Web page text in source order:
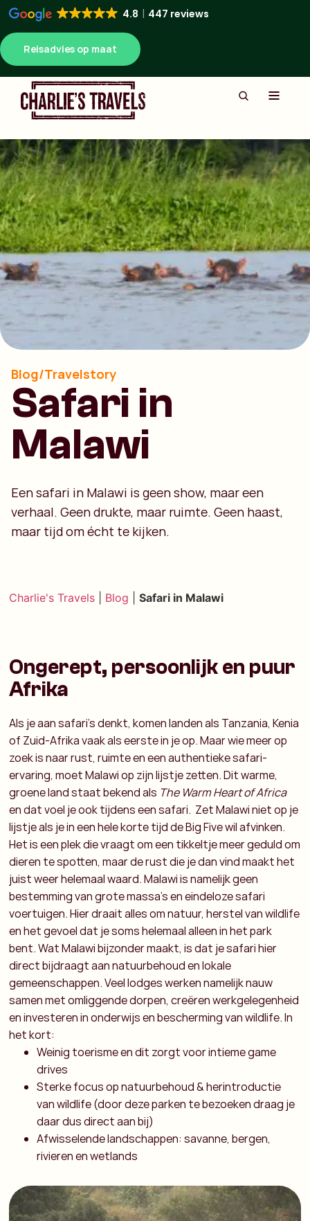
4.8 447 reviews
Reisadvies op maat
Blog/Travelstory
Safari in
Malawi
Een safari in Malawi is geen show, maar een
verhaal. Geen drukte, maar ruimte. Geen haast,
maar tijd om écht te kijken.
Charlie's Travels Blog |Safari in Malawi
Ongerept, persoonlijk en puur
Afrika
Als je aan safari’s denkt, komen landen als Tanzania, Kenia
of Zuid-Afrika vaak als eerste in je op. Maar wie meer op
zoek is naar rust, ruimte en een authentieke safari-
ervaring, moet Malawi op zijn lijstje zetten. Dit warme,
groene land staat bekend als The Warm Heart of Africa
en dat voel je ook tijdens een safari. Zet Malawi niet op je
lijstje als je in een hele korte tijd de Big Five wil afvinken.
Het is een plek die vraagt om een tikkeltje meer geduld om
dieren te spotten, maar de rust die je dan vind maakt het
juist weer helemaal waard. Malawi is namelijk geen
bestemming van grote massa’s en eindeloze safari
voertuigen. Hier draait alles om natuur, herstel van wildlife
en het gevoel dat je soms helemaal alleen in het park
bent. Wat Malawi bijzonder maakt, is dat je safari hier
direct bijdraagt aan natuurbehoud en lokale
gemeenschappen. Veel lodges werken namelijk nauw
samen met omliggende dorpen, creëren werkgelegenheid
en investeren in onderwijs en bescherming van wildlife. In
het kort:
Weinig toerisme en dit zorgt voor intieme game
drives
Sterke focus op natuurbehoud & herintroductie
van wildlife (door deze parken te bezoeken draag je
daar dus direct aan bij)
Afwisselende landschappen: savanne, bergen,
rivieren en wetlands